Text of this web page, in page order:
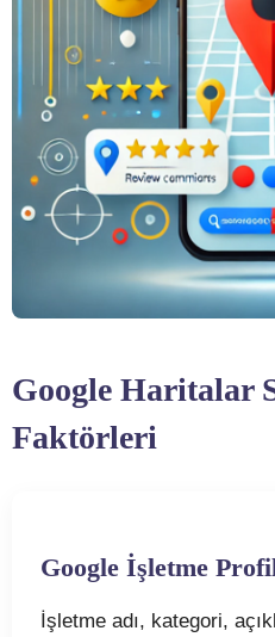
Google Haritalar
Faktörleri
Google İşletme
İşletme adı, kategori,